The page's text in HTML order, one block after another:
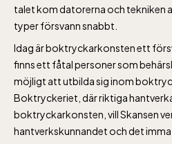
talet kom datorerna och tekniken
typer försvann snabbt.
Idag är boktryckarkonsten ett
finns ett fåtal personer som
möjligt att utbilda sig inom
Boktryckeriet, där riktiga
boktryckarkonsten, vill Skansen
hantverkskunnandet och det